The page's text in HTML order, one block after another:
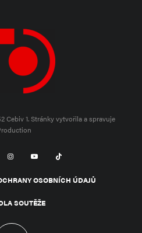
Cebiv 1.Stránky vytvořila a spravuje
OSOBNÍCH ÚDAJŮ
SOUTĚŽE